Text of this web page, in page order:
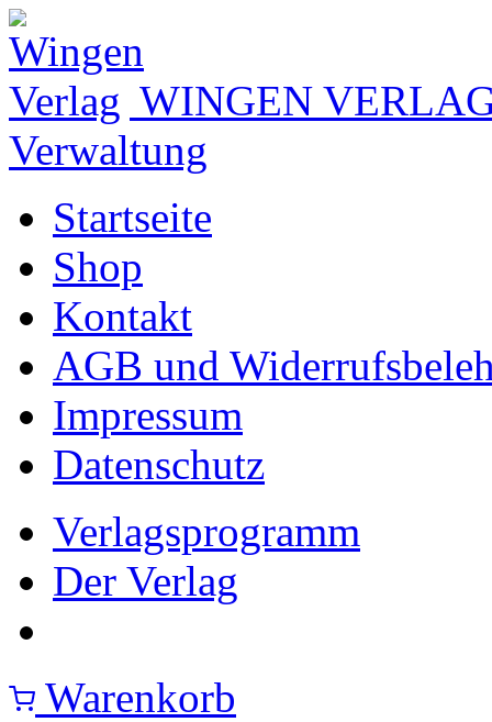
WINGEN
Verwaltung
Startseite
Shop
Kontakt
AGB und
Impressum
Datenschutz
Verlagsprogramm
Der Verlag
Warenkorb